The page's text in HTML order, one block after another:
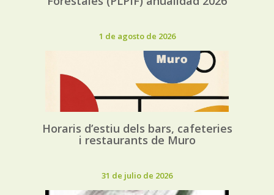
1 de agosto de 2026
Horaris d’estiu dels bars, cafeteries
i restaurants de Muro
31 de julio de 2026